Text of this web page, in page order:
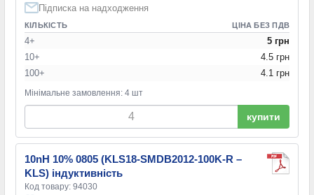
Підписка на надходження
КІЛЬКІСТЬ ЦІНА БЕЗ ПДВ
4+
5 грн
10+
4.5 грн
100+
4.1 грн
Мінімальне замовлення: 4 шт
купити
10nH 10% 0805 (KLS18-SMDB2012-100K-R –
KLS) індуктивність
Код товару: 94030